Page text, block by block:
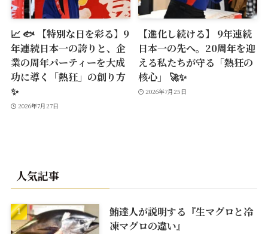
📈 🐟 【特別な日を彩る】9
年連続日本一の誇りと、企
業の周年パーティーを大成
功に導く「熱狂」の創り方
✨
2026年7月27日
【進化し続ける】 9年連続
日本一の先へ。20周年を迎
える私たちが守る「熱狂の
核心」 🚀✨
2026年7月25日
人気記事
鮪達人が説明する『生マグロと冷
凍マグロの違い』